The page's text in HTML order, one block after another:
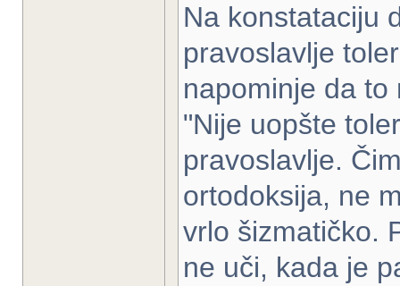
Na konstataciju
pravoslavlje
napominje da to
"Nije uopšte
pravoslavlje.
ortodoksija, ne
vrlo šizmatičko.
ne uči, kada je